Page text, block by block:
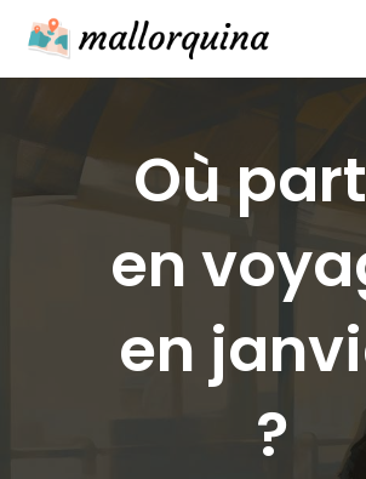
content
Où
en
en
?